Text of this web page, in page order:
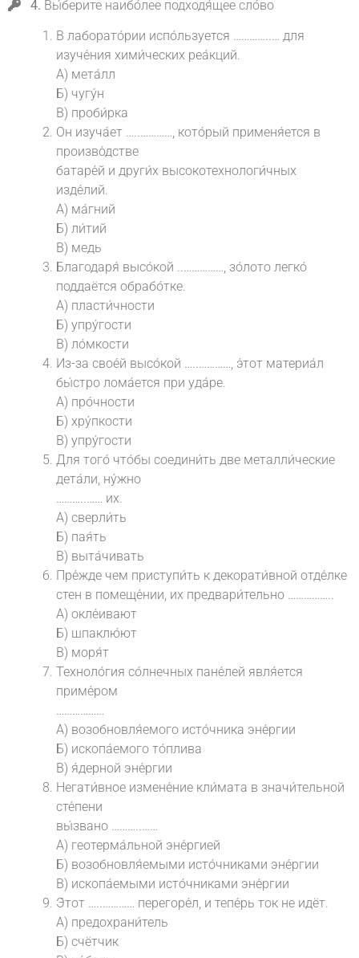
4. Вы́берите наибо́лее подходя́щее сло́во
В лаборато́рии испо́льзуется …………..… для
изуче́ния хими́ческих реа́кций.
A) мета́лл
Б) чугу́н
В) проби́рка
Он изуча́ет …..…………, кото́рый применя́ется в
произво́дстве
батаре́й и други́х высокотехнологи́чных
изде́лий.
А) ма́гний
Б) ли́тий
В) медь
Благодаря́ высо́кой ..……………, зо́лото легко́
поддаётся обрабо́тке.
А) пласти́чности
Б) упру́гости
В) ло́мкости
Из-за свое́й высо́кой …..…………, э́тот материа́л
бы́стро лома́ется при уда́ре.
А) про́чности
Б) хру́пкости
В) упру́гости
Для того́ что́бы соедини́ть две металли́ческие
дета́ли, ну́жно
………..…… их.
А) сверли́ть
Б) пая́ть
В) выта́чивать
Пре́жде чем приступи́ть к декорати́вной отде́лке
стен в помеще́нии, их предвари́тельно ……………..
А) окле́ивают
Б) шпаклю́ют
В) моря́т
Техноло́гия со́лнечных пане́лей явля́ется
приме́ром
………………
А) возобновля́емого исто́чника эне́ргии
Б) ископа́емого то́плива
В) я́дерной эне́ргии
Негати́вное измене́ние кли́мата в значи́тельной
сте́пени
вы́звано ………..……
А) геотерма́льной эне́ргией
Б) возобновля́емыми исто́чниками эне́ргии
В) ископа́емыми исто́чниками эне́ргии
Э́тот …..………… перегоре́л, и тепе́рь ток не идёт.
А) предохрани́тель
Б) счётчик